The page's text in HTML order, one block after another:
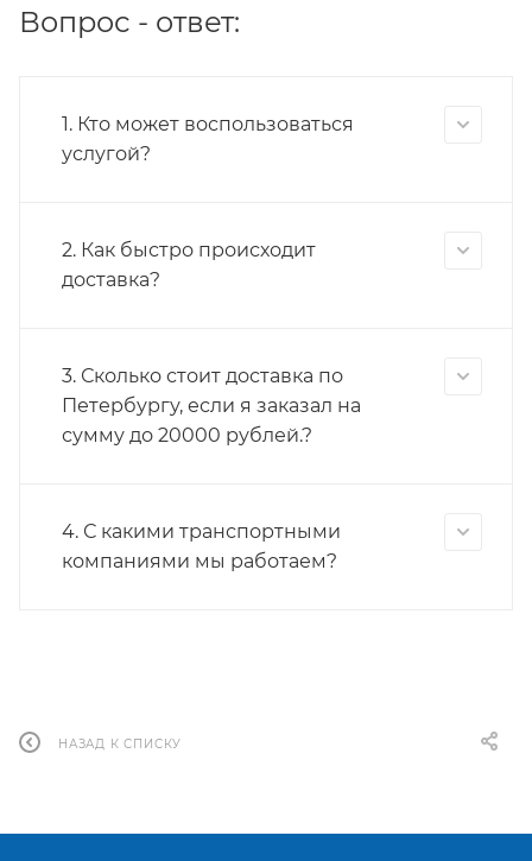
Вопрос - ответ:
1. Кто может воспользоваться
услугой?
2. Как быстро происходит
доставка?
3. Сколько стоит доставка по
Петербургу, если я заказал на
сумму до 20000 рублей.?
4. С какими транспортными
компаниями мы работаем?
НАЗАД К СПИСКУ